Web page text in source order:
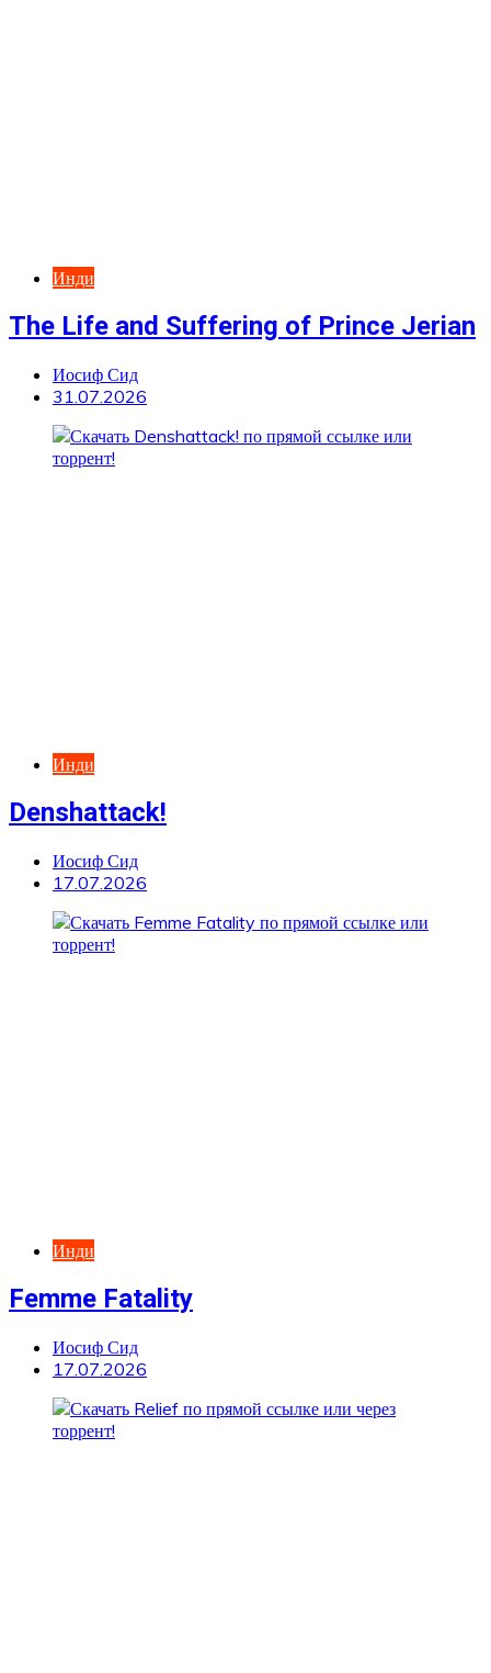
Инди
The Life and Suffering of Prince Jerian
Иосиф Сид
31.07.2026
Инди
Denshattack!
Иосиф Сид
17.07.2026
Инди
Femme Fatality
Иосиф Сид
17.07.2026